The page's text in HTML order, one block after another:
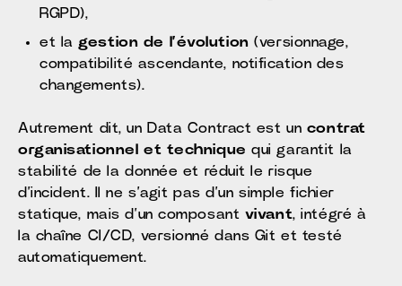
RGPD),
et la gestion de l’évolution (versionnage,
compatibilité ascendante, notification des
changements).
Autrement dit, un Data Contract est un contrat
organisationnel et technique qui garantit la
stabilité de la donnée et réduit le risque
d’incident. Il ne s’agit pas d’un simple fichier
statique, mais d’un composant vivant, intégré à
la chaîne CI/CD, versionné dans Git et testé
automatiquement.